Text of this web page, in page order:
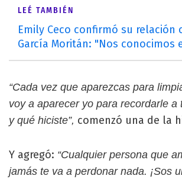
LEÉ TAMBIÉN
Emily Ceco confirmó su relación
García Moritán: "Nos conocimos
“Cada vez que aparezcas para
voy a aparecer yo para recordarle a
y qué hiciste”, comenzó una de la
Y agregó: “Cualquier persona que
jamás te va a perdonar nada. ¡Sos